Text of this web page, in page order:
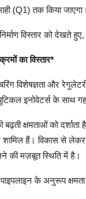
(Q1)तक किया जाएगा।
विस्तार को देखते हुए,
का विस्तार*
विशेषज्ञता और
इनोवेटर्स के साथ
बढ़ती क्षमताओं को दर्शाता है
शामिल हैं। विकास से लेकर
की मज़बूत स्थिति में है।
पाइपलाइन के अनुरूप क्षमता